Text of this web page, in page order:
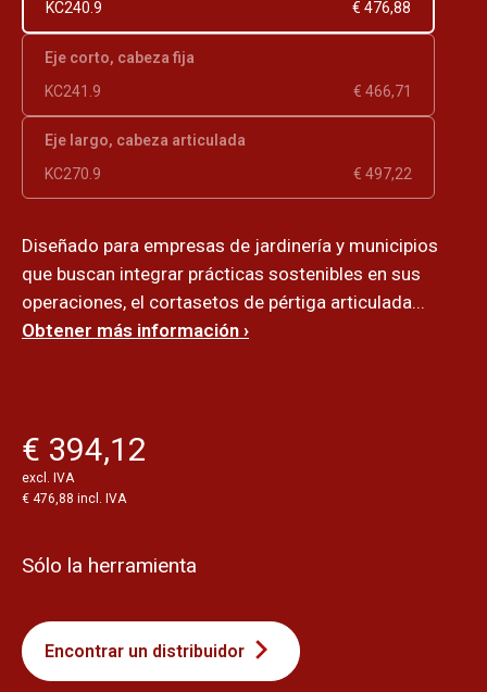
KC240.9
€ 476,88
Eje corto, cabeza fija
KC241.9
€ 466,71
Eje largo, cabeza articulada
KC270.9
€ 497,22
Diseñado para empresas de jardinería y municipios
que buscan integrar prácticas sostenibles en sus
operaciones, el cortasetos de pértiga articulada...
Obtener más información ›
€ 394,12
excl. IVA
€ 476,88 incl. IVA
Sólo la herramienta
Encontrar un distribuidor